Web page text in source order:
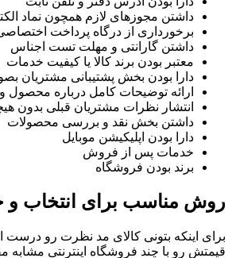
داشتن مجوزهای لازم همچون نماد
برخورداری از درگاه پرداخت
داشتن گارانتی و مهلت تست اجناس
معتبر بودن برند کالا یا کیفیت خدمات
دارا بودن بخش پشتیبانی مشتریان
ارائه توضیحات کامل درباره محصول
انتشار نظرات مشتریان قبلی بدون
داشتن بخش نقد و بررسی محصولات
دارا بودن اپلیکیشن موبایل
خدمات پس از فروش
برند بودن فروشگاه
روش مناسب برای انتخاب و
برای اینکه بتونی کالای مد نظرت رو درست
قیمتش رو با چند فروشگاه اینترنتی